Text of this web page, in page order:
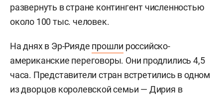
развернуть в стране контингент численностью
около 100 тыс. человек.
На днях в Эр-Рияде прошли российско-
американские переговоры. Они продлились 4,5
часа. Представители стран встретились в одном
из дворцов королевской семьи — Дирия в